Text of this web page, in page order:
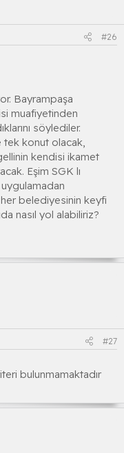
#26
Bayrampaşa
muafiyetinden
söylediler.
tek konut olacak,
kendisi ikamet
Eşim SGK lı
uygulamadan
her belediyesinin keyfi
nasıl yol alabiliriz?
#27
bulunmamaktadır